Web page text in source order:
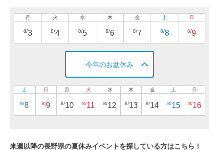
月
8/3
火
8/4
水
8/5
木
8/6
金
8/7
土
8/8
日
8/9
今年のお盆休み
土
8/8
日
8/9
月
8/10
火
8/11
水
8/12
木
8/13
金
8/14
土
8/15
日
8/16
来週以降の長野県の夏休みイベントを探している方はこちら！